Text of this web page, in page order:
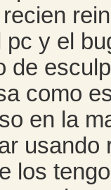
pc y el
de
como
en la
usando
los